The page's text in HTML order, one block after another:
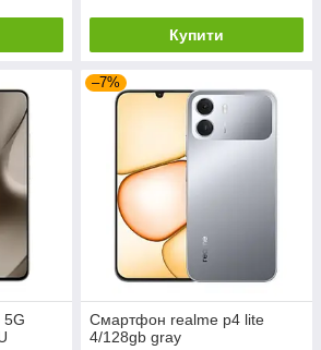
Купити
–7%
Смартфон realme p4 lite
4/128gb gray